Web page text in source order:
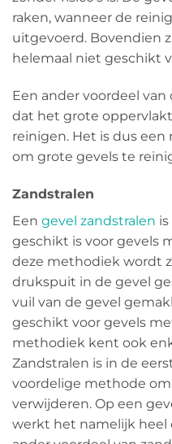
raken, wanneer de
uitgevoerd. Bovendien
helemaal niet geschikt
Een ander voordeel
dat het grote
reinigen. Het is dus
om grote gevels te
Zandstralen
Een gevel zandstralen
geschikt is voor gevels
deze methodiek wordt
drukspuit in de gevel
vuil van de gevel
geschikt voor gevels
methodiek kent ook
Zandstralen is in de
voordelige methode
verwijderen. Op een
werkt het namelijk heel